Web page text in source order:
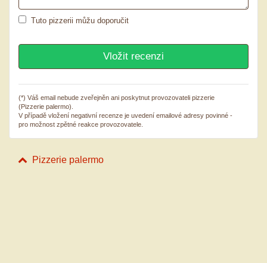
Tuto pizzerii můžu doporučit
(*) Váš email nebude zveřejněn ani poskytnut provozovateli pizzerie
(Pizzerie palermo).
V případě vložení negativní recenze je uvedení emailové adresy povinné -
pro možnost zpětné reakce provozovatele.
Pizzerie palermo